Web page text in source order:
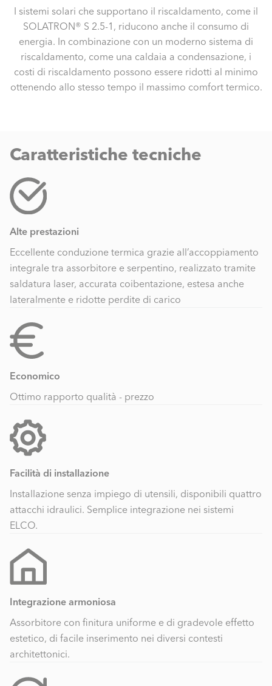
I sistemi solari che supportano il riscaldamento, come il
SOLATRON® S 2.5-1, riducono anche il consumo di
energia. In combinazione con un moderno sistema di
riscaldamento, come una caldaia a condensazione, i
costi di riscaldamento possono essere ridotti al minimo
ottenendo allo stesso tempo il massimo comfort termico.
Caratteristiche tecniche
Alte prestazioni
Eccellente conduzione termica grazie all’accoppiamento
integrale tra assorbitore e serpentino, realizzato tramite
saldatura laser, accurata coibentazione, estesa anche
lateralmente e ridotte perdite di carico
Economico
Ottimo rapporto qualità - prezzo
Facilità di installazione
Installazione senza impiego di utensili, disponibili quattro
attacchi idraulici. Semplice integrazione nei sistemi
ELCO.
Integrazione armoniosa
Assorbitore con finitura uniforme e di gradevole effetto
estetico, di facile inserimento nei diversi contesti
architettonici.